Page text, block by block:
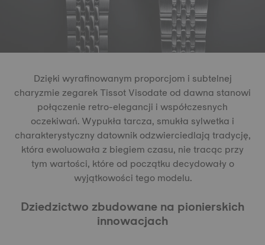
Dzięki wyrafinowanym proporcjom i subtelnej
charyzmie zegarek Tissot Visodate od dawna stanowi
połączenie retro-elegancji i współczesnych
oczekiwań. Wypukła tarcza, smukła sylwetka i
charakterystyczny datownik odzwierciedlają tradycję,
która ewoluowała z biegiem czasu, nie tracąc przy
tym wartości, które od początku decydowały o
wyjątkowości tego modelu.
Dziedzictwo zbudowane na pionierskich
innowacjach